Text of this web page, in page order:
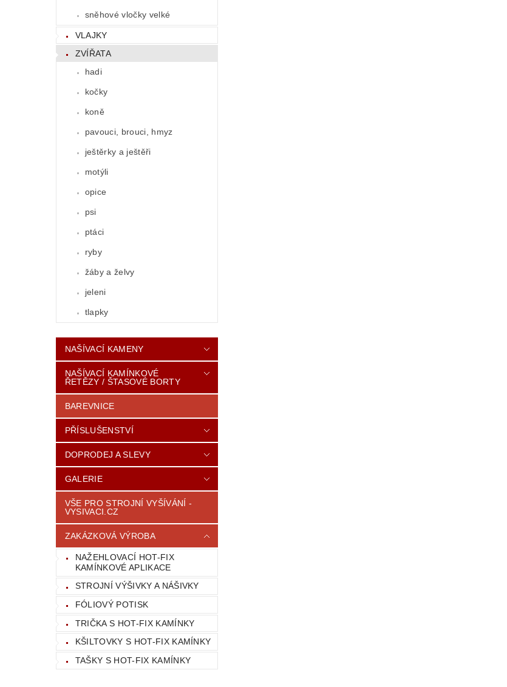
sněhové vločky velké
VLAJKY
ZVÍŘATA
hadi
kočky
koně
pavouci, brouci, hmyz
ještěrky a ještěři
motýli
opice
psi
ptáci
ryby
žáby a želvy
jeleni
tlapky
NAŠÍVACÍ KAMENY
NAŠÍVACÍ KAMÍNKOVÉ
ŘETĚZY / ŠTASOVÉ BORTY
BAREVNICE
PŘÍSLUŠENSTVÍ
DOPRODEJ A SLEVY
GALERIE
VŠE PRO STROJNÍ VYŠÍVÁNÍ -
VYSIVACI.CZ
ZAKÁZKOVÁ VÝROBA
NAŽEHLOVACÍ HOT-FIX
KAMÍNKOVÉ APLIKACE
STROJNÍ VÝŠIVKY A NÁŠIVKY
FÓLIOVÝ POTISK
TRIČKA S HOT-FIX KAMÍNKY
KŠILTOVKY S HOT-FIX KAMÍNKY
TAŠKY S HOT-FIX KAMÍNKY